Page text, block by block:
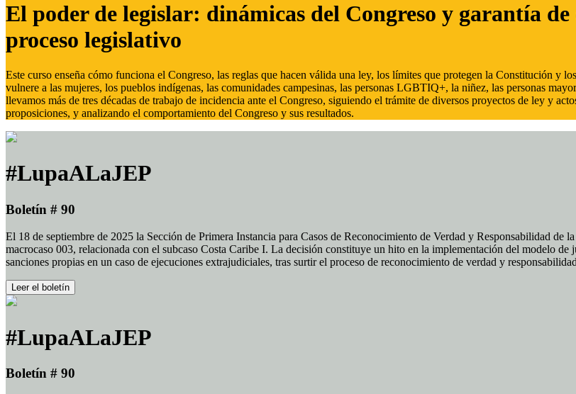
El poder de legislar: dinámicas del Congreso y garantía
proceso legislativo
Este curso enseña cómo funciona el Congreso, las reglas que hacen válida una ley, los límites que protegen la Constitución y
vulnere a las mujeres, los pueblos indígenas, las comunidades campesinas, las personas LGBTIQ+, la niñez, las personas
llevamos más de tres décadas de trabajo de incidencia ante el Congreso, siguiendo el trámite de diversos proyectos de ley y
proposiciones, y analizando el comportamiento del Congreso y sus resultados.
#LupaALaJEP
Boletín # 90
El 18 de septiembre de 2025 la Sección de Primera Instancia para Casos de Reconocimiento de Verdad y Responsabilidad de
macrocaso 003, relacionada con el subcaso Costa Caribe I. La decisión constituye un hito en la implementación del modelo
sanciones propias en un caso de ejecuciones extrajudiciales, tras surtir el proceso de reconocimiento de verdad y
Leer el boletín
#LupaALaJEP
Boletín # 90